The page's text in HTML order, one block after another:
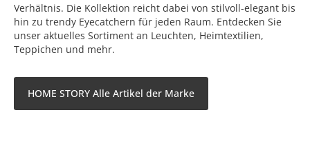
Verhältnis. Die Kollektion reicht dabei von stilvoll-elegant bis
hin zu trendy Eyecatchern für jeden Raum. Entdecken Sie
unser aktuelles Sortiment an Leuchten, Heimtextilien,
Teppichen und mehr.
HOME STORY Alle Artikel der Marke